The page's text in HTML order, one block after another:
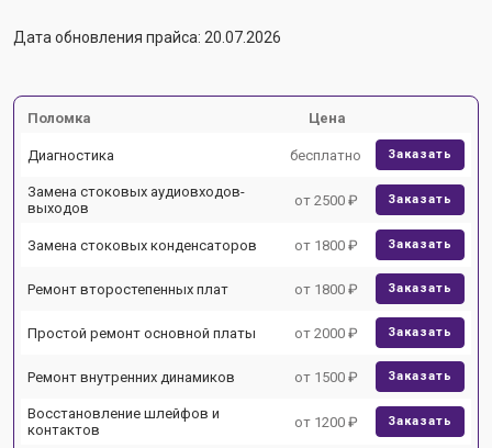
Дата обновления прайса: 20.07.2026
Поломка Цена
Диагностика бесплатно Заказать
Замена стоковых аудиовходов-
выходов
от 2500 ₽ Заказать
Замена стоковых конденсаторов от 1800 ₽ Заказать
Ремонт второстепенных плат от 1800 ₽ Заказать
Простой ремонт основной платы от 2000 ₽ Заказать
Ремонт внутренних динамиков от 1500 ₽ Заказать
Восстановление шлейфов и
контактов
от 1200 ₽ Заказать